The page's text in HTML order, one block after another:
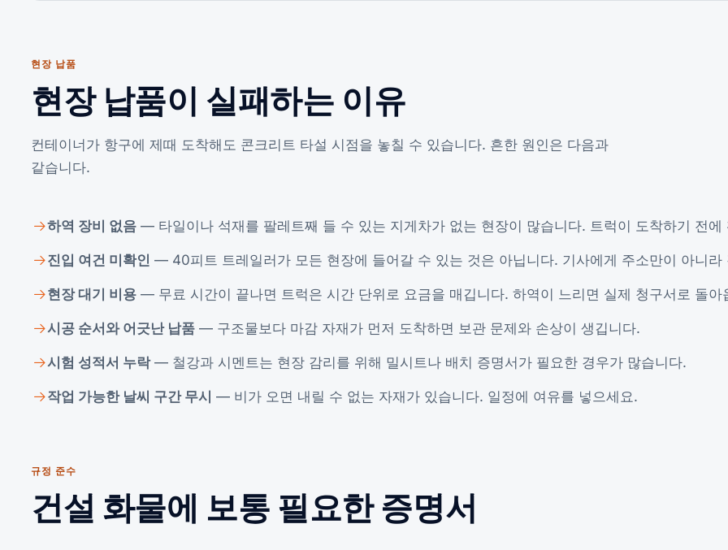
현장 납품
현장 납품이 실패하는 이유
컨테이너가 항구에 제때 도착해도 콘크리트 타설 시점을 놓칠 수 있습니다. 흔한 원인은 다음과
같습니다.
하역 장비 없음 — 타일이나 석재를 팔레트째 들 수 있는 지게차가 없는 현장이 많습니다. 트럭이 도착하기 전에
진입 여건 미확인 — 40피트 트레일러가 모든 현장에 들어갈 수 있는 것은 아닙니다. 기사에게 주소만이 아니라
현장 대기 비용 — 무료 시간이 끝나면 트럭은 시간 단위로 요금을 매깁니다. 하역이 느리면 실제 청구서로 돌아
시공 순서와 어긋난 납품 — 구조물보다 마감 자재가 먼저 도착하면 보관 문제와 손상이 생깁니다.
시험 성적서 누락— 철강과 시멘트는 현장 감리를 위해 밀시트나 배치 증명서가 필요한 경우가 많습니다.
작업 가능한 날씨 구간 무시 — 비가 오면 내릴 수 없는 자재가 있습니다. 일정에 여유를 넣으세요.
규정 준수
건설 화물에 보통 필요한 증명서